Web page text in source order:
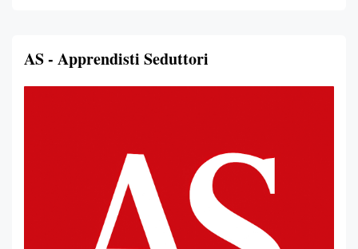
AS - Apprendisti Seduttori